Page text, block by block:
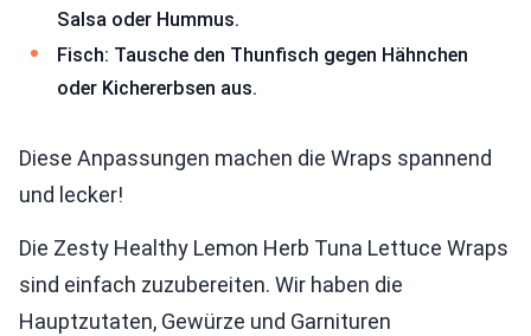
Salsa oder Hummus.
Fisch: Tausche den Thunfisch gegen Hähnchen
oder Kichererbsen aus.
Diese Anpassungen machen die Wraps spannend
und lecker!
Die Zesty Healthy Lemon Herb Tuna Lettuce Wraps
sind einfach zuzubereiten. Wir haben die
Hauptzutaten, Gewürze und Garnituren